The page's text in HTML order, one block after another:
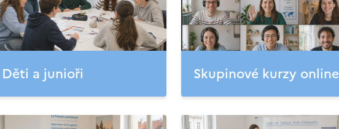
Děti a junioři Skupinové kurzy online